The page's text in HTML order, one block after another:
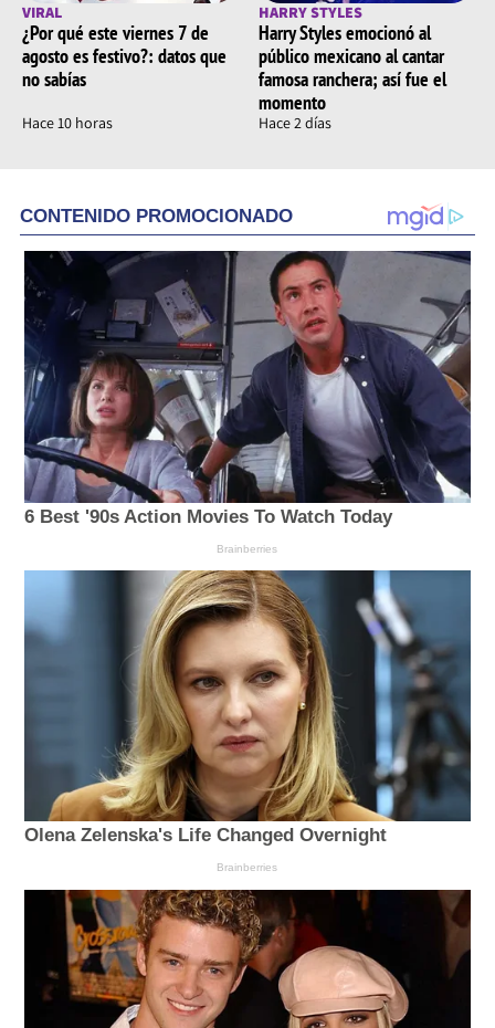
VIRAL
¿Por qué este viernes 7 de
agosto es festivo?: datos que
no sabías
Hace 10 horas
HARRY STYLES
Harry Styles emocionó al
público mexicano al cantar
famosa ranchera; así fue el
momento
Hace 2 días